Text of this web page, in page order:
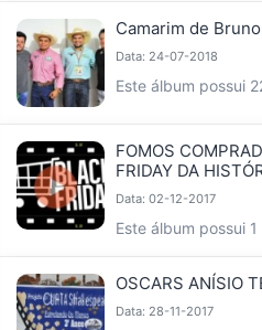
Camarim de
Data: 24-07-2018
Este álbum possui
FOMOS
FRIDAY DA
Data: 02-12-2017
Este álbum possui
OSCARS ANÍSIO
Data: 28-11-2017